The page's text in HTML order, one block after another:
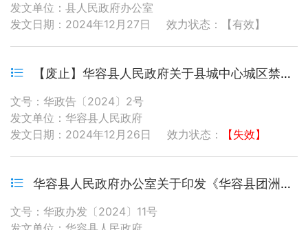
发文单位：县人民政府办公室
发文日期：2024年12月27日
效力状态：【有效】
【废止】华容县人民政府关于县城中心城区禁止燃放烟花爆竹的通告
文号：华政告〔2024〕2号
发文单位：华容县人民政府
发文日期：2024年12月26日
效力状态： 【失效】
华容县人民政府办公室关于印发《华容县团洲垸蓄滞洪区管理暂行办法》的通知
文号：华政办发〔2024〕11号